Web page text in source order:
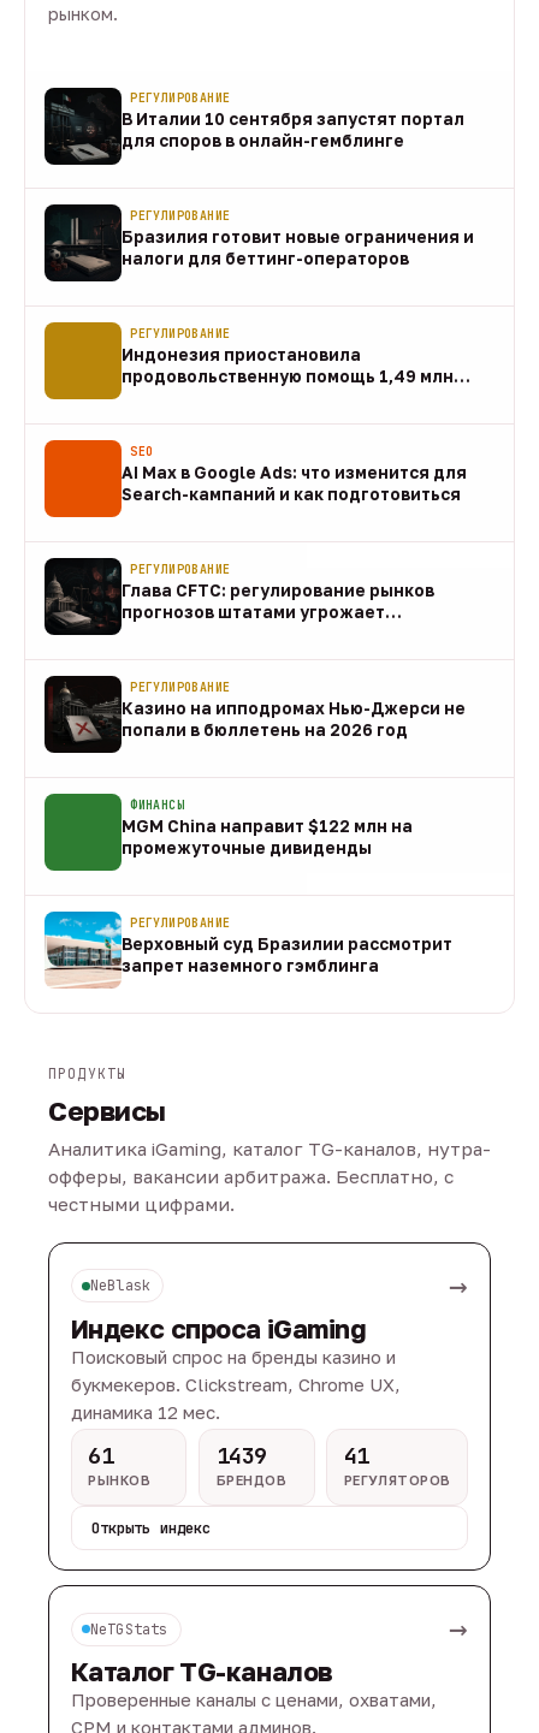
рынком.
РЕГУЛИРОВАНИЕ
В Италии 10 сентября запустят портал
для споров в онлайн-гемблинге
РЕГУЛИРОВАНИЕ
Бразилия готовит новые ограничения и
налоги для беттинг-операторов
РЕГУЛИРОВАНИЕ
Индонезия приостановила
продовольственную помощь 1,49 млн
SEO
AI Max в Google Ads: что изменится для
Search-кампаний и как подготовиться
РЕГУЛИРОВАНИЕ
Глава CFTC: регулирование рынков
прогнозов штатами угрожает
РЕГУЛИРОВАНИЕ
Казино на ипподромах Нью-Джерси не
попали в бюллетень на 2026 год
ФИНАНСЫ
MGM China направит $122 млн на
промежуточные дивиденды
РЕГУЛИРОВАНИЕ
Верховный суд Бразилии рассмотрит
запрет наземного гэмблинга
ПРОДУКТЫ
Сервисы
Аналитика iGaming, каталог TG-каналов, нутра-
офферы, вакансии арбитража. Бесплатно, с
честными цифрами.
NeBlask →
Индекс спроса iGaming
Поисковый спрос на бренды казино и
букмекеров. Clickstream, Chrome UX,
динамика 12 мес.
61
РЫНКОВ
1439
БРЕНДОВ
41
РЕГУЛЯТОРОВ
Открыть индекс
NeTGStats →
Каталог TG-каналов
Проверенные каналы с ценами, охватами,
CPM и контактами админов.